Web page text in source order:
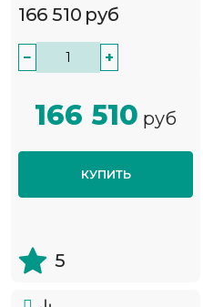
166 510 руб
− +
166 510 руб
КУПИТЬ
5